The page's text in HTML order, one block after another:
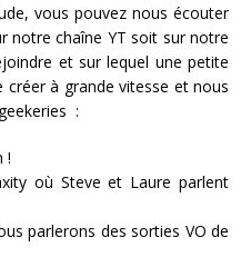
vous pouvez nous écouter
notre chaîne YT soit sur notre
et sur lequel une petite
à grande vitesse et nous
:
!
où Steve et Laure parlent
parlerons des sorties VO de